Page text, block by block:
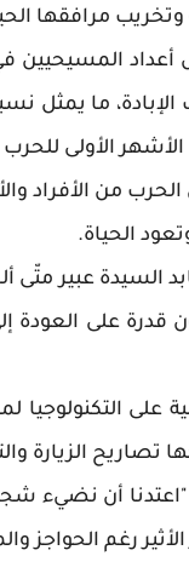
مرافقها
الأولى
من الأفراد
الحياة.
السيدة عبير متّى
قدرة على العودة
التكنولوجيا
تصاريح الزيارة
أن نضيء
رغم الحواجز